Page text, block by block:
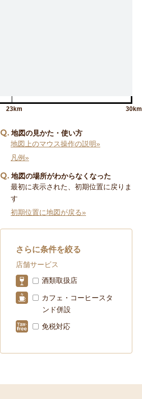
23km 30km
Q 地図の見かた・使い方
地図上のマウス操作の説明»
凡例»
Q 地図の場所がわからなくなった
最初に表示された、初期位置に戻りま
す
初期位置に地図が戻る»
さらに条件を絞る
店舗サービス
酒類取扱店
カフェ・コーヒースタ
ンド併設
免税対応